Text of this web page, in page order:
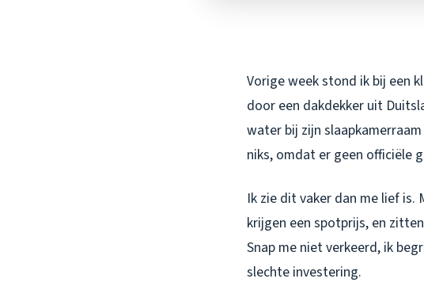
Vorige week stond ik bij een
door een dakdekker uit
water bij zijn
niks, omdat er geen officiële
Ik zie dit vaker dan me lief is.
krijgen een spotprijs, en
Snap me niet verkeerd, ik
slechte investering.